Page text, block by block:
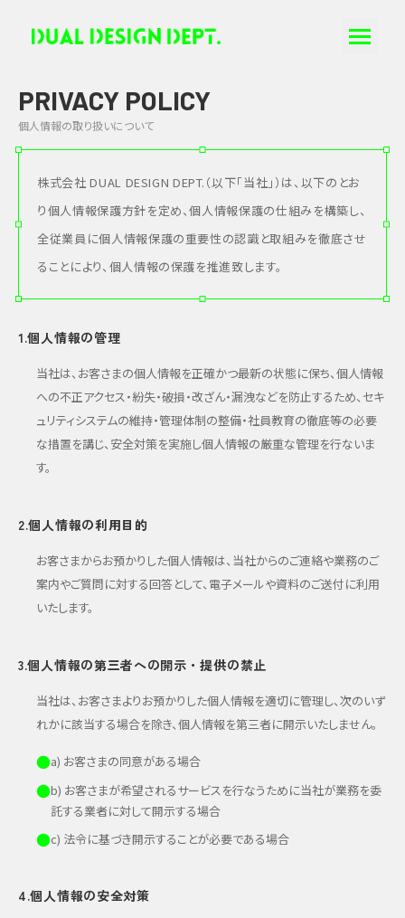
PRIVACY POLICY
個人情報の取り扱いについて
株式会社 DUAL DESIGN DEPT.（以下「当社」）は、以下のとお
り個人情報保護方針を定め、個人情報保護の仕組みを構築し、
全従業員に個人情報保護の重要性の認識と取組みを徹底させ
ることにより、個人情報の保護を推進致します。
1.個人情報の管理
当社は、お客さまの個人情報を正確かつ最新の状態に保ち、個人情報
への不正アクセス・紛失・破損・改ざん・漏洩などを防止するため、セキ
ュリティシステムの維持・管理体制の整備・社員教育の徹底等の必要
な措置を講じ、安全対策を実施し個人情報の厳重な管理を行ないま
す。
2.個人情報の利用目的
お客さまからお預かりした個人情報は、当社からのご連絡や業務のご
案内やご質問に対する回答として、電子メールや資料のご送付に利用
いたします。
3.個人情報の第三者への開示・提供の禁止
当社は、お客さまよりお預かりした個人情報を適切に管理し、次のいず
れかに該当する場合を除き、個人情報を第三者に開示いたしません。
●a) お客さまの同意がある場合
●b) お客さまが希望されるサービスを行なうために当社が業務を委
託する業者に対して開示する場合
●c) 法令に基づき開示することが必要である場合
4.個人情報の安全対策